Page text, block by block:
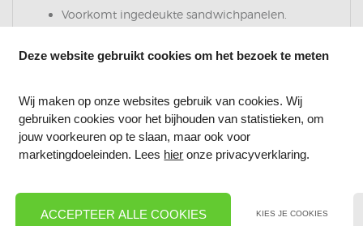
Voorkomt ingedeukte sandwichpanelen.
nodig, omdat de sandwichpaneel schroeven voorzien
zijn van een boorpunt.
Toepassing:
Deze website gebruikt cookies om het bezoek te meten
Wij maken op onze websites gebruik van cookies. Wij
gebruiken cookies voor het bijhouden van statistieken, om
jouw voorkeuren op te slaan, maar ook voor
marketingdoeleinden. Lees hier onze privacyverklaring.
ACCEPTEER ALLE COOKIES KIES JE COOKIES